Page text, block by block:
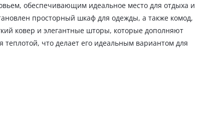
обеспечивающим идеальное место для отдыха и
просторный шкаф для одежды, а также комод,
ковер и элегантные шторы, которые дополняют
что делает его идеальным вариантом для